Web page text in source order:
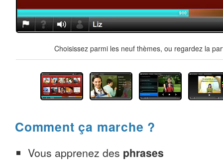
Choisissez parmi les neuf thèmes, ou regardez la
Comment ça marche ?
Vous apprenez des phrases